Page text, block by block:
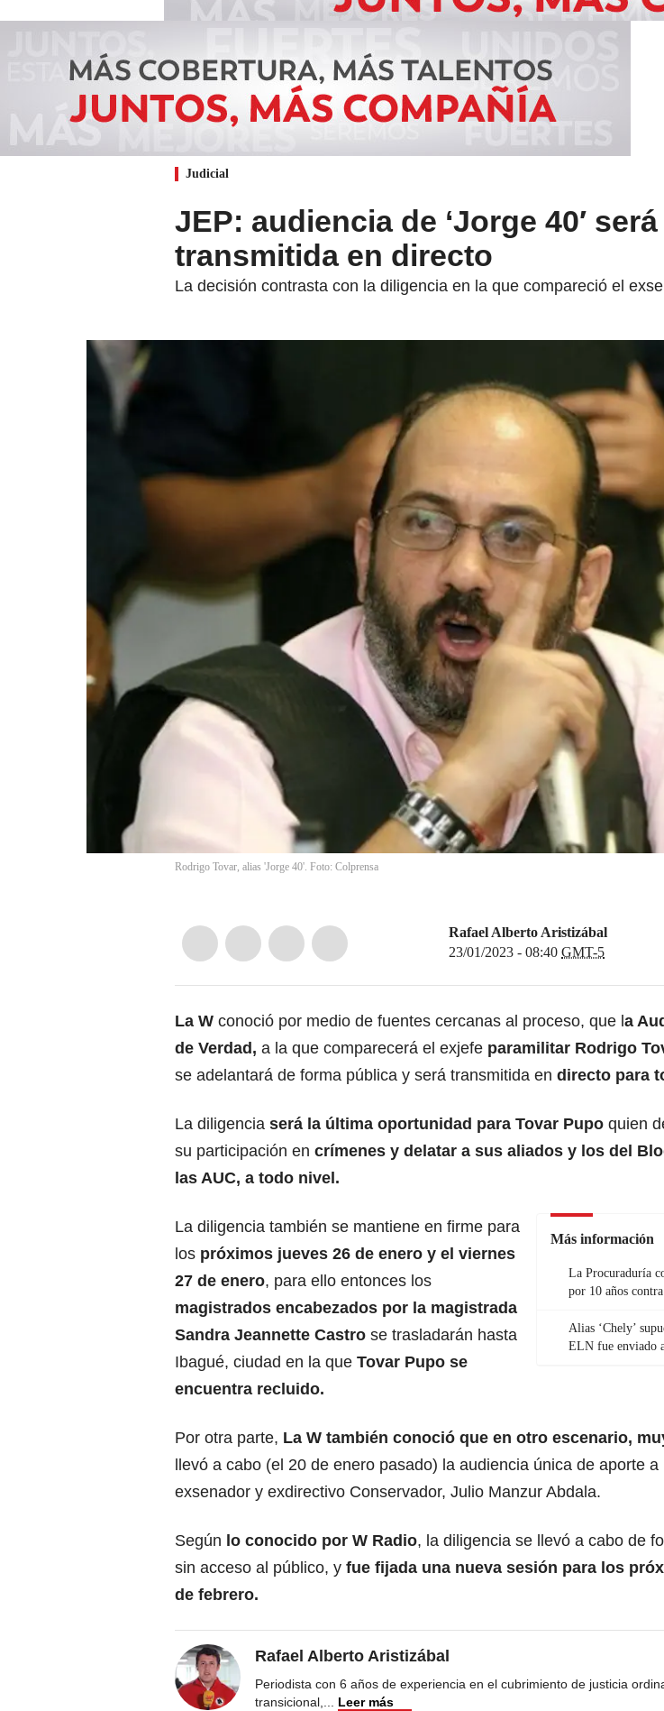
Judicial
JEP: audiencia de ‘Jorge 40′
transmitida en directo
La decisión contrasta con la diligencia en la que compareció el
Rodrigo Tovar, alias 'Jorge 40'. Foto: Colprensa
Rafael Alberto Aristizábal
23/01/2023 - 08:40 GMT-5
La W conoció por medio de fuentes cercanas al proceso, que l a
de Verdad, a la que comparecerá el exjefe paramilitar Rodrigo
se adelantará de forma pública y será transmitida en directo para
La diligencia será la última oportunidad para Tovar Pupo quien
su participación en crímenes y delatar a sus aliados y los del
las AUC, a todo nivel.
Más información
La Procuraduría
por 10 años
Alias ‘Chely’
ELN fue enviado
La diligencia también se mantiene en firme para
los próximos jueves 26 de enero y el viernes
27 de enero, para ello entonces los
magistrados encabezados por la magistrada
Sandra Jeannette Castro se trasladarán hasta
Ibagué, ciudad en la que Tovar Pupo se
encuentra recluido.
Por otra parte, La W también conoció que en otro escenario,
llevó a cabo (el 20 de enero pasado) la audiencia única de aporte a
exsenador y exdirectivo Conservador, Julio Manzur Abdala.
Según lo conocido por W Radio, la diligencia se llevó a cabo de
sin acceso al público, y fue fijada una nueva sesión para los
de febrero.
Rafael Alberto Aristizábal
Periodista con 6 años de experiencia en el cubrimiento de justicia
transicional,... Leer más